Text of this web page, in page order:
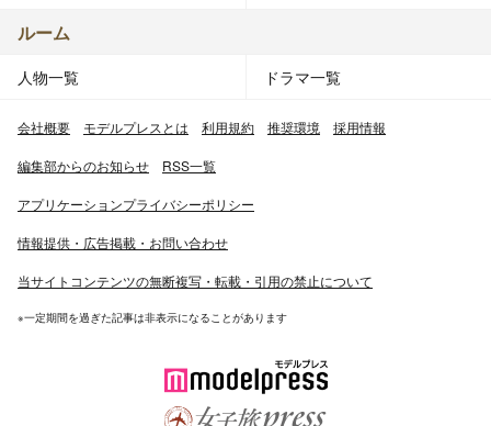
ルーム
人物一覧 ドラマ一覧
会社概要 モデルプレスとは 利用規約 推奨環境 採用情報
編集部からのお知らせ RSS一覧
アプリケーションプライバシーポリシー
情報提供・広告掲載・お問い合わせ
当サイトコンテンツの無断複写・転載・引用の禁止について
※一定期間を過ぎた記事は非表示になることがあります